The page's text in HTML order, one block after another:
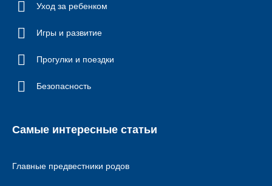
Уход за ребенком
Игры и развитие
Прогулки и поездки
Безопасность
Самые интересные статьи
Главные предвестники родов